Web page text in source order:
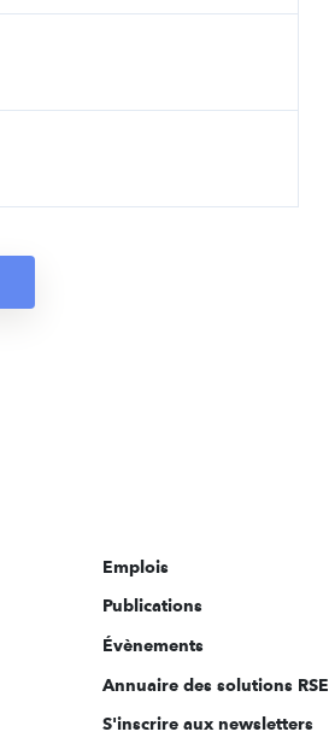
Emplois
Publications
Évènements
Annuaire des solutions RSE
S'inscrire aux newsletters